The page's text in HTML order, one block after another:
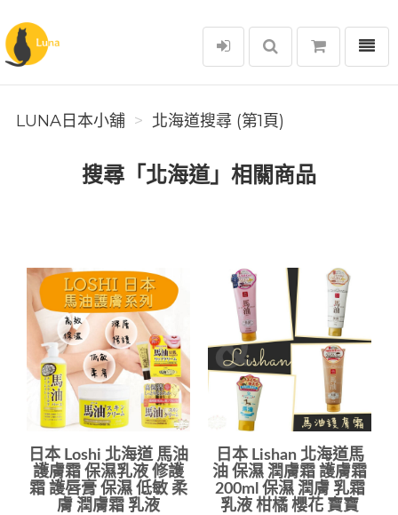
Luna日本小舖
選單
LUNA日本小舖 北海道搜尋 (第1頁)
搜尋「北海道」相關商品
日本 Loshi 北海道 馬油
護膚霜 保濕乳液 修護
霜 護唇膏 保濕 低敏 柔
膚 潤膚霜 乳液
日本 Lishan 北海道馬
油 保濕 潤膚霜 護膚霜
200ml 保濕 潤膚 乳霜
乳液 柑橘 櫻花 寶寶